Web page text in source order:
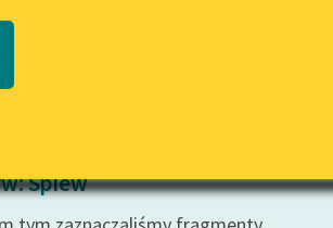
PDF
wrażliwych
Śpiew